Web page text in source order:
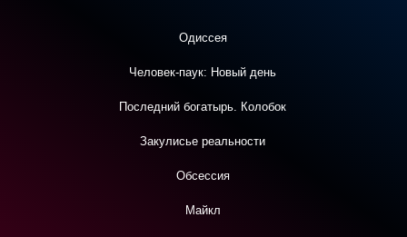
Одиссея
Человек-паук: Новый день
Последний богатырь. Колобок
Закулисье реальности
Обсессия
Майкл